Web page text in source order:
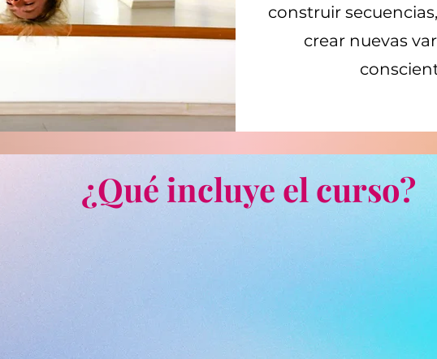
construir
crear nuevas
¿Qué incluye el curso?